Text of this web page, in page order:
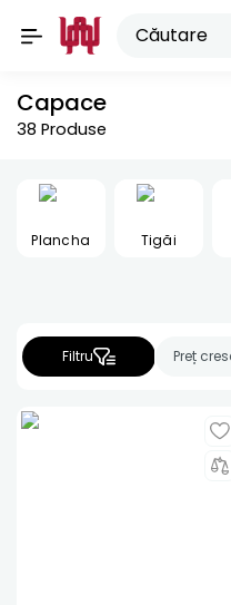
Capace
38 Produse
Plancha Tigăi
Filtru